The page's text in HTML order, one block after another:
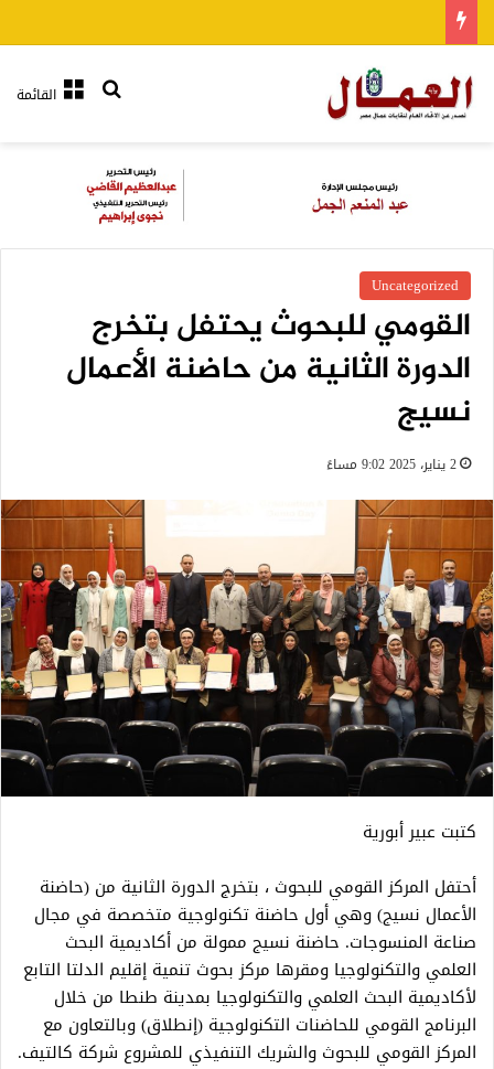
القائمةبحث عن
Uncategorized
القومي للبحوث يحتفل بتخرج
الدورة الثانية من حاضنة الأعمال
نسيج
2 يناير، 2025 9:02 مساءً
كتبت عبير أبورية
أحتفل المركز القومي للبحوث ، بتخرج الدورة الثانية من (حاضنة
الأعمال نسيج) وهي أول حاضنة تكنولوجية متخصصة في مجال
صناعة المنسوجات. حاضنة نسيج ممولة من أكاديمية البحث
العلمي والتكنولوجيا ومقرها مركز بحوث تنمية إقليم الدلتا التابع
لأكاديمية البحث العلمي والتكنولوجيا بمدينة طنطا من خلال
البرنامج القومي للحاضنات التكنولوجية (إنطلاق) وبالتعاون مع
المركز القومي للبحوث والشريك التنفيذي للمشروع شركة كالتيف.